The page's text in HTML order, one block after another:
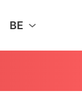
BE